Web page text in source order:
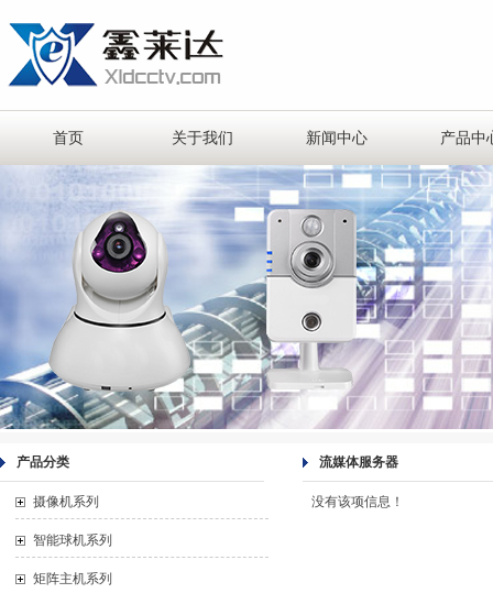
首页 关于我们 新闻中心 产品中
产品分类
摄像机系列
智能球机系列
矩阵主机系列
流媒体服务器
没有该项信息！